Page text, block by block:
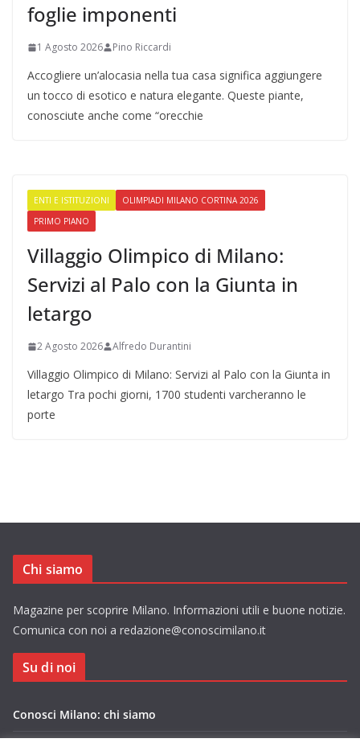
foglie imponenti
1 Agosto 2026 Pino Riccardi
Accogliere un’alocasia nella tua casa significa aggiungere
un tocco di esotico e natura elegante. Queste piante,
conosciute anche come “orecchie
ENTI E ISTITUZIONI
OLIMPIADI MILANO CORTINA 2026
PRIMO PIANO
Villaggio Olimpico di Milano:
Servizi al Palo con la Giunta in
letargo
2 Agosto 2026 Alfredo Durantini
Villaggio Olimpico di Milano: Servizi al Palo con la Giunta in
letargo Tra pochi giorni, 1700 studenti varcheranno le
porte
Chi siamo
Magazine per scoprire Milano. Informazioni utili e buone notizie.
Comunica con noi a redazione@conoscimilano.it
Su di noi
Conosci Milano: chi siamo